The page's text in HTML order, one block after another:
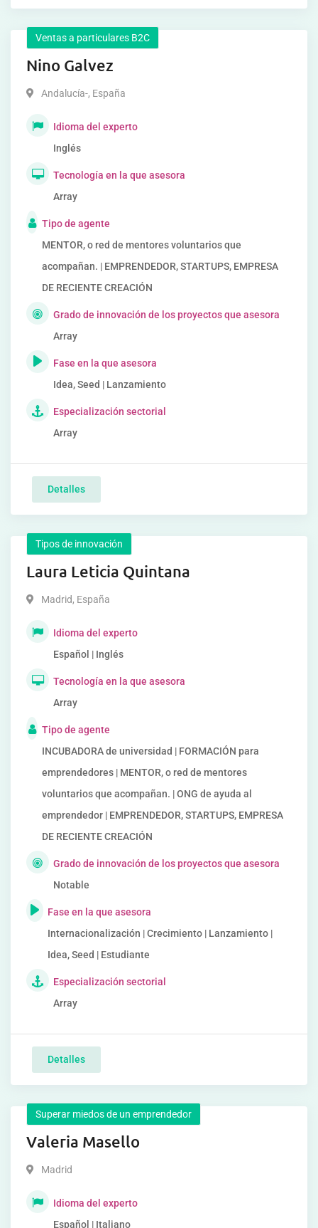
Ventas a particulares B2C
Nino Galvez
Andalucía-, España
Idioma del experto
Inglés
Tecnología en la que asesora
Array
Tipo de agente
MENTOR, o red de mentores voluntarios que
acompañan. | EMPRENDEDOR, STARTUPS, EMPRESA
DE RECIENTE CREACIÓN
Grado de innovación de los proyectos que asesora
Array
Fase en la que asesora
Idea, Seed | Lanzamiento
Especialización sectorial
Array
Detalles
Tipos de innovación
Laura Leticia Quintana
Madrid, España
Idioma del experto
Español | Inglés
Tecnología en la que asesora
Array
Tipo de agente
INCUBADORA de universidad | FORMACIÓN para
emprendedores | MENTOR, o red de mentores
voluntarios que acompañan. | ONG de ayuda al
emprendedor | EMPRENDEDOR, STARTUPS, EMPRESA
DE RECIENTE CREACIÓN
Grado de innovación de los proyectos que asesora
Notable
Fase en la que asesora
Internacionalización | Crecimiento | Lanzamiento |
Idea, Seed | Estudiante
Especialización sectorial
Array
Detalles
Superar miedos de un emprendedor
Valeria Masello
Madrid
Idioma del experto
Español | Italiano